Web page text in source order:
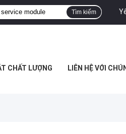
Tìm kiếm
CHẤT LƯỢNG LIÊN HỆ VỚI